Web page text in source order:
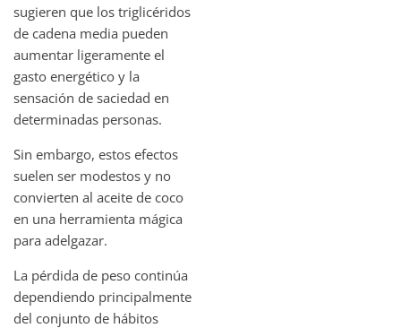
sugieren que los triglicéridos
de cadena media pueden
aumentar ligeramente el
gasto energético y la
sensación de saciedad en
determinadas personas.
Sin embargo, estos efectos
suelen ser modestos y no
convierten al aceite de coco
en una herramienta mágica
para adelgazar.
La pérdida de peso continúa
dependiendo principalmente
del conjunto de hábitos